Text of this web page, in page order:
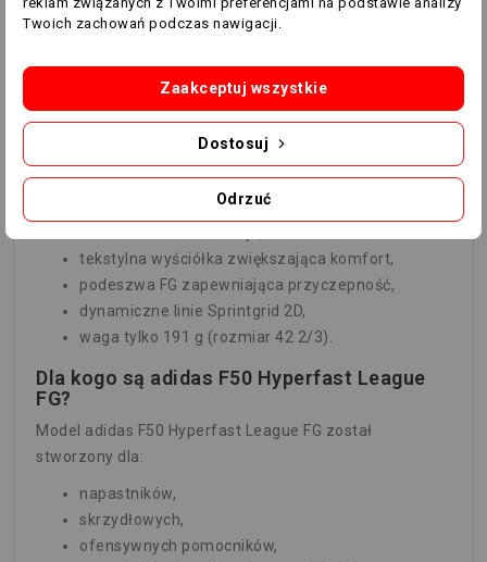
wpisują się w nowoczesny styl piłkarski.
League FG
przeznaczone na naturalną murawę (FG),
technologia HALOSKIN,
lekka siateczka HALOSHELL+,
doskonałe czucie piłki,
syntetyczna cholewka,
tekstylna wyściółka zwiększająca komfort,
podeszwa FG zapewniająca przyczepność,
dynamiczne linie Sprintgrid 2D,
waga tylko 191 g (rozmiar 42 2/3).
Dla kogo są adidas F50 Hyperfast League
FG?
Model adidas F50 Hyperfast League FG został
stworzony dla:
napastników,
skrzydłowych,
ofensywnych pomocników,
Twoich zachowań podczas nawigacji.
Odrzuć
Dostosuj
Zaakceptuj wszystkie